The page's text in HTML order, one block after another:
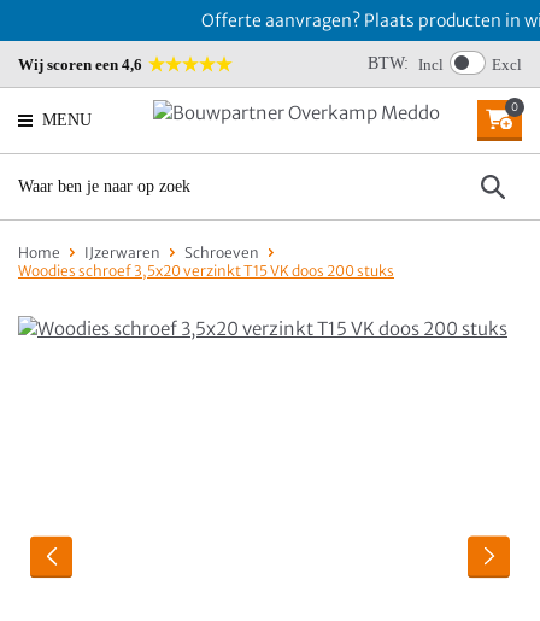
Offerte aanvragen? Plaats producten in
Wij scoren een 4,6 BTW: Incl Excl
MENU
0
Home IJzerwaren
Schroeven
Woodies schroef 3,5x20 verzinkt T15 VK doos 200 stuks